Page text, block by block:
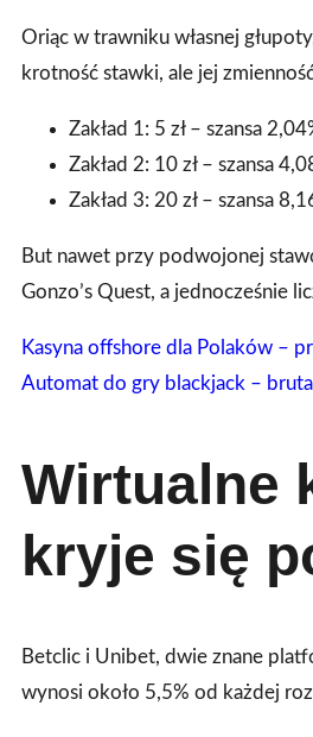
Oriąc w trawniku własnej
krotność stawki, ale jej
Zakład 1: 5 zł – szansa
Zakład 2: 10 zł – szansa
Zakład 3: 20 zł – szansa
But nawet przy podwojonej
Gonzo’s Quest, a jednocześnie
Kasyna offshore dla Polaków –
Automat do gry blackjack –
Wirtualne
kryje się
Betclic i Unibet, dwie znane
wynosi około 5,5% od każdej